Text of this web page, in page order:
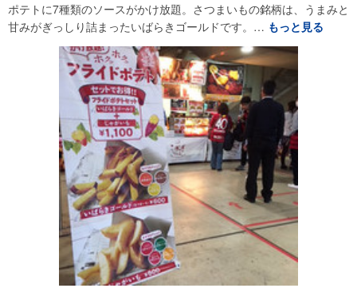
ポテトに7種類のソースがかけ放題。さつまいもの銘柄は、うまみと
甘みがぎっしり詰まったいばらきゴールドです。… もっと見る